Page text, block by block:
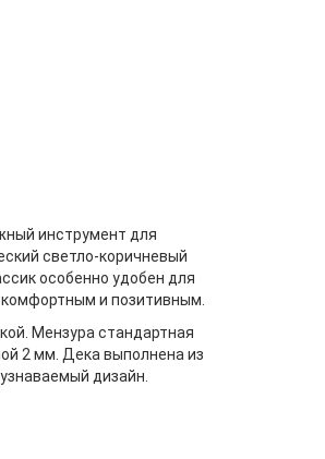
инструмент для
светло-коричневый
особенно удобен для
и позитивным.
Мензура стандартная
2 мм. Дека выполнена из
дизайн.